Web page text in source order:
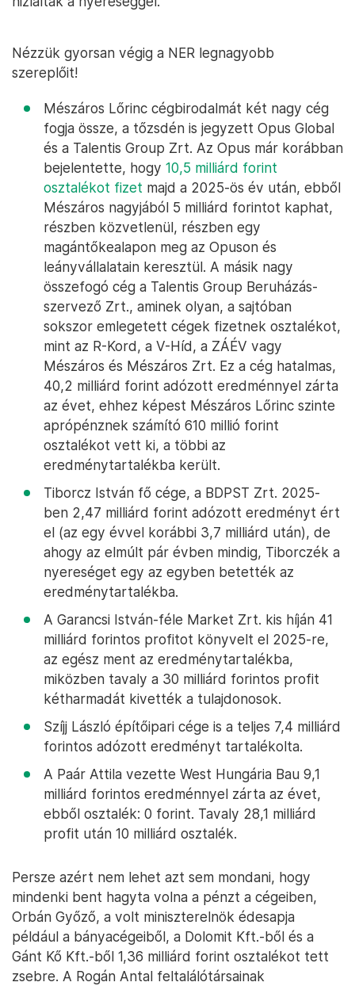
Nézzük gyorsan végig a NER legnagyobb
szereplőit!
Mészáros Lőrinc cégbirodalmát két nagy cég
fogja össze, a tőzsdén is jegyzett Opus Global
és a Talentis Group Zrt. Az Opus már korábban
bejelentette, hogy 10,5 milliárd forint
osztalékot fizet majd a 2025-ös év után, ebből
Mészáros nagyjából 5 milliárd forintot kaphat,
részben közvetlenül, részben egy
magántőkealapon meg az Opuson és
leányvállalatain keresztül. A másik nagy
összefogó cég a Talentis Group Beruházás-
szervező Zrt., aminek olyan, a sajtóban
sokszor emlegetett cégek fizetnek osztalékot,
mint az R-Kord, a V-Híd, a ZÁÉV vagy
Mészáros és Mészáros Zrt. Ez a cég hatalmas,
40,2 milliárd forint adózott eredménnyel zárta
az évet, ehhez képest Mészáros Lőrinc szinte
aprópénznek számító 610 millió forint
osztalékot vett ki, a többi az
eredménytartalékba került.
Tiborcz István fő cége, a BDPST Zrt. 2025-
ben 2,47 milliárd forint adózott eredményt ért
el (az egy évvel korábbi 3,7 milliárd után), de
ahogy az elmúlt pár évben mindig, Tiborczék a
nyereséget egy az egyben betették az
eredménytartalékba.
A Garancsi István-féle Market Zrt. kis híján 41
milliárd forintos profitot könyvelt el 2025-re,
az egész ment az eredménytartalékba,
miközben tavaly a 30 milliárd forintos profit
kétharmadát kivették a tulajdonosok.
Szíjj László építőipari cége is a teljes 7,4 milliárd
forintos adózott eredményt tartalékolta.
A Paár Attila vezette West Hungária Bau 9,1
milliárd forintos eredménnyel zárta az évet,
ebből osztalék: 0 forint. Tavaly 28,1 milliárd
profit után 10 milliárd osztalék.
Persze azért nem lehet azt sem mondani, hogy
mindenki bent hagyta volna a pénzt a cégeiben,
Orbán Győző, a volt miniszterelnök édesapja
például a bányacégeiből, a Dolomit Kft.-ből és a
Gánt Kő Kft.-ből 1,36 milliárd forint osztalékot tett
zsebre. A Rogán Antal feltalálótársainak